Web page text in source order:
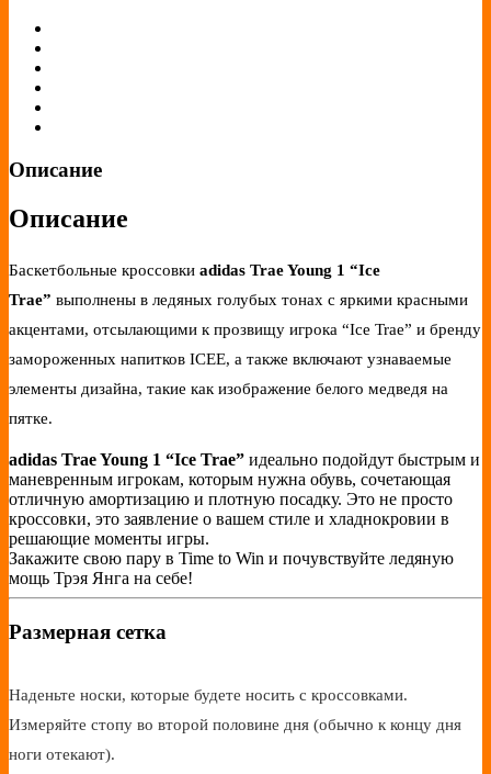
Описание
Описание
Баскетбольные кроссовки adidas Trae Young 1 “Ice
Trae” выполнены в ледяных голубых тонах с яркими красными
акцентами, отсылающими к прозвищу игрока “Ice Trae” и бренду
замороженных напитков ICEE, а также включают узнаваемые
элементы дизайна, такие как изображение белого медведя на
пятке.
adidas Trae Young 1 “Ice Trae” идеально подойдут быстрым и
маневренным игрокам, которым нужна обувь, сочетающая
отличную амортизацию и плотную посадку. Это не просто
кроссовки, это заявление о вашем стиле и хладнокровии в
решающие моменты игры.
Закажите свою пару в Time to Win и почувствуйте ледяную
мощь Трэя Янга на себе!
Размерная сетка
Наденьте носки, которые будете носить с кроссовками.
Измеряйте стопу во второй половине дня (обычно к концу дня
ноги отекают).